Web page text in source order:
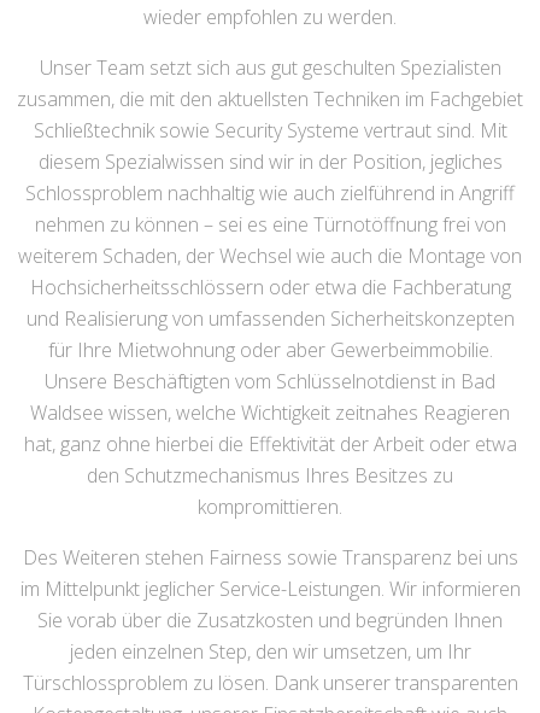
wieder empfohlen zu werden.
Unser Team setzt sich aus gut geschulten Spezialisten
zusammen, die mit den aktuellsten Techniken im Fachgebiet
Schließtechnik sowie Security Systeme vertraut sind. Mit
diesem Spezialwissen sind wir in der Position, jegliches
Schlossproblem nachhaltig wie auch zielführend in Angriff
nehmen zu können – sei es eine Türnotöffnung frei von
weiterem Schaden, der Wechsel wie auch die Montage von
Hochsicherheitsschlössern oder etwa die Fachberatung
und Realisierung von umfassenden Sicherheitskonzepten
für Ihre Mietwohnung oder aber Gewerbeimmobilie.
Unsere Beschäftigten vom Schlüsselnotdienst in Bad
Waldsee wissen, welche Wichtigkeit zeitnahes Reagieren
hat, ganz ohne hierbei die Effektivität der Arbeit oder etwa
den Schutzmechanismus Ihres Besitzes zu
kompromittieren.
Des Weiteren stehen Fairness sowie Transparenz bei uns
im Mittelpunkt jeglicher Service-Leistungen. Wir informieren
Sie vorab über die Zusatzkosten und begründen Ihnen
jeden einzelnen Step, den wir umsetzen, um Ihr
Türschlossproblem zu lösen. Dank unserer transparenten